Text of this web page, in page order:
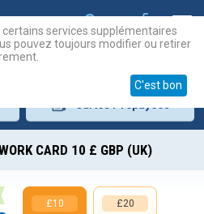
CARD 10 £ GBP (UK)
£10 £20
services supplémentaires
pouvez toujours modifier ou retirer
C'est bon